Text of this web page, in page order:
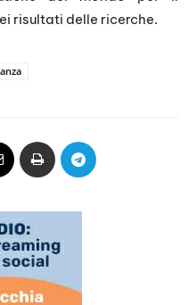
risultati delle ricerche.